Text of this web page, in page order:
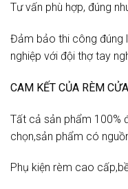
Tư vấn phù hợp, đúng
Đảm bảo thi công đúng
nghiệp với đội thợ tay
CAM KẾT CỦA RÈM
Tất cả sản phẩm 100%
chọn,sản phẩm có
Phụ kiện rèm cao